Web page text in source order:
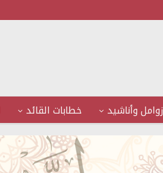
زوامل وأناشيد خطابات القائد